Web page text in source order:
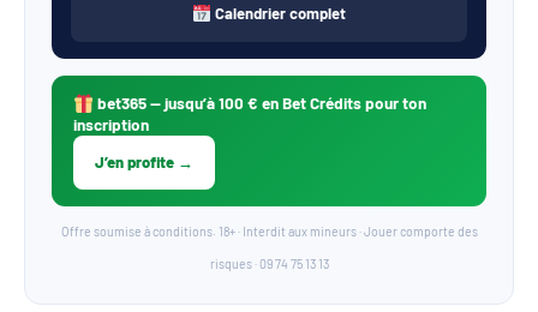
Calendrier complet
bet365— jusqu’à 100 € en Bet Crédits pour ton
inscription
J’en profite →
Offre soumise à conditions. 18+ · Interdit aux mineurs · Jouer comporte des
risques · 09 74 75 13 13